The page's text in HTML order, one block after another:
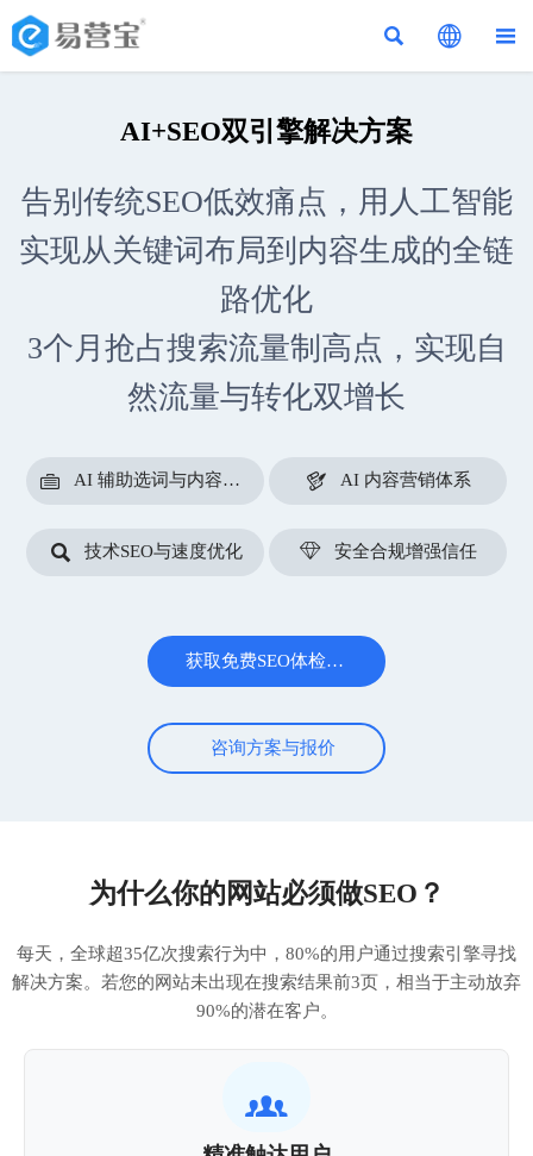
  
AI+SEO双引擎解决方案
告别传统SEO低效痛点，用人工智能
实现从关键词布局到内容生成的全链
路优化
3个月抢占搜索流量制高点，实现自
然流量与转化双增长
 AI 辅助选词与内容规划  AI 内容营销体系
 技术SEO与速度优化  安全合规增强信任
获取免费SEO体检报告
咨询方案与报价
为什么你的网站必须做SEO？
每天，全球超35亿次搜索行为中，80%的用户通过搜索引擎寻找
解决方案。若您的网站未出现在搜索结果前3页，相当于主动放弃
90%的潜在客户。
